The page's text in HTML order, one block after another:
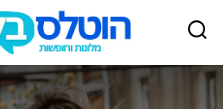
הוטלס
בלוג